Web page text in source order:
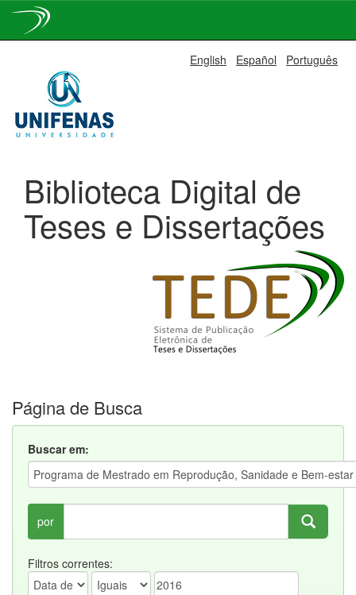
navigation
English Español Português
Biblioteca Digital de
Teses e Dissertações
Página de Busca
Buscar em:
por
Filtros correntes: